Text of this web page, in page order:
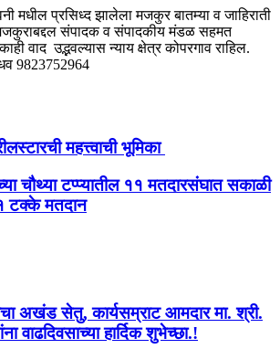
मधील प्रसिध्द झालेला मजकुर बातम्या व जाहिराती
संपादक व संपादकीय मंडळ सहमत
वाद उद्भवल्यास न्याय क्षेत्र कोपरगाव राहिल.
9823752964
महत्त्वाची भूमिका
चौथ्या टप्प्यातील ११ मतदारसंघात सकाळी
टक्के मतदान
अखंड सेतु, कार्यसम्राट आमदार मा. श्री.
वाढदिवसाच्या हार्दिक शुभेच्छा.!